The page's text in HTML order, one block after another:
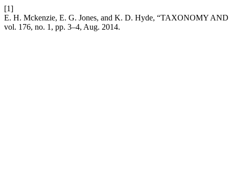
[1]
E. H. Mckenzie, E. G. Jones, and K. D. Hyde, “TAXONOMY
vol. 176, no. 1, pp. 3–4, Aug. 2014.